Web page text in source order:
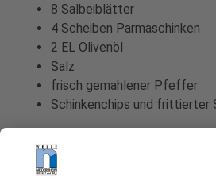
8 Salbeiblätter
4 Scheiben Parmaschinken
2 EL Olivenöl
Salz
frisch gemahlener Pfeffer
Schinkenchips und frittierter
500g geputzter Mangold